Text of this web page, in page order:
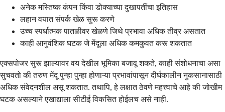
अनेक मस्तिष्क कंपन किंवा डोक्याच्या दुखापतींचा इतिहास
लहान वयात संपर्क खेळ सुरू करणे
उच्च स्पर्धात्मक पातळीवर खेळणे जिथे प्रभावा अधिक तीव्र असतात
काही आनुवंशिक घटक जे मेंदूला अधिक कमकुवत करू शकतात
एक्सपोजर सुरू झाल्यावर वय देखील भूमिका बजावू शकते, काही संशोधनाचा असा
सुचवतो की तरुण मेंदू पुन्हा पुन्हा होणाऱ्या प्रभावांपासून दीर्घकालीन नुकसानासाठी
अधिक संवेदनशील असू शकतात. तथापि, हे लक्षात ठेवणे महत्त्वाचे आहे की जोखीम
घटक असल्याने एखाद्याला सीटीई विकसित होईलच असे नाही.